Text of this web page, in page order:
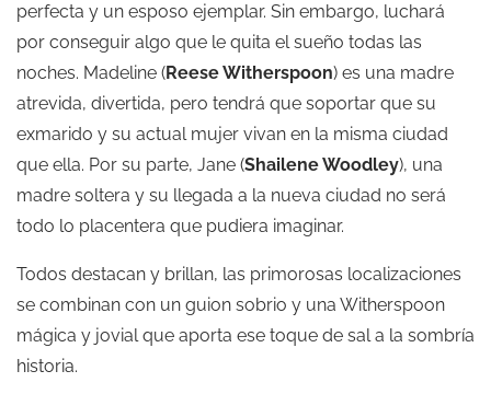
perfecta y un esposo ejemplar. Sin embargo, luchará
por conseguir algo que le quita el sueño todas las
noches. Madeline (Reese Witherspoon) es una madre
atrevida, divertida, pero tendrá que soportar que su
exmarido y su actual mujer vivan en la misma ciudad
que ella. Por su parte, Jane (Shailene Woodley), una
madre soltera y su llegada a la nueva ciudad no será
todo lo placentera que pudiera imaginar.
Todos destacan y brillan, las primorosas localizaciones
se combinan con un guion sobrio y una Witherspoon
mágica y jovial que aporta ese toque de sal a la sombría
historia.